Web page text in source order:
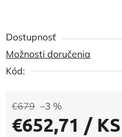
Dostupnosť
Možnosti doručenia
Kód:
€679 –3 %
€652,71 / KS